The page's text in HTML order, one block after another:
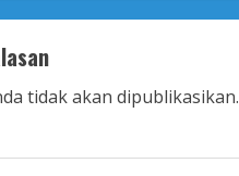
tidak akan dipublikasikan.